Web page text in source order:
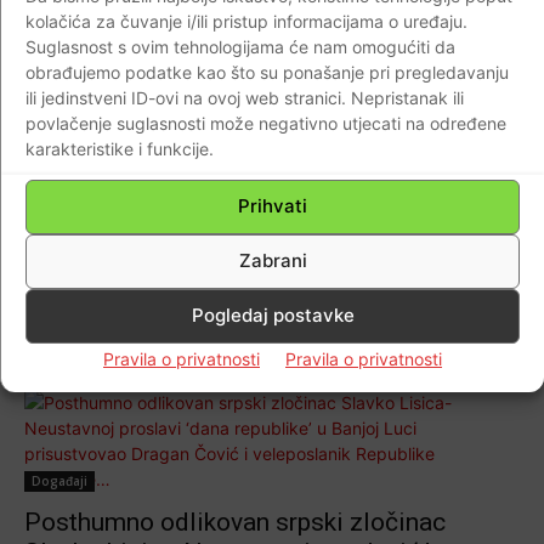
kolačića za čuvanje i/ili pristup informacijama o uređaju.
Suglasnost s ovim tehnologijama će nam omogućiti da
obrađujemo podatke kao što su ponašanje pri pregledavanju
ili jedinstveni ID-ovi na ovoj web stranici. Nepristanak ili
povlačenje suglasnosti može negativno utjecati na određene
karakteristike i funkcije.
Prihvati
Zabrani
Pogledaj postavke
Pravila o privatnosti Pravila o privatnosti
UZNEMIRUJUĆI VIDEO! “Čestitka” za Dan
Republike Srpske…
Braniteljski portal - 12.01.2019
I tako mu je istekao mandat! Pokrenuta
procedura za smjenu veleposlanika u BiH
Ivana Del Vechija
11.01.2019
Događaji
Posthumno odlikovan srpski zločinac